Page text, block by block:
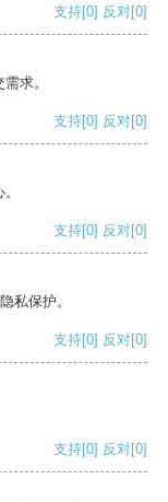
支持[0] 反对[0]
求。
支持[0] 反对[0]
支持[0] 反对[0]
私保护。
支持[0] 反对[0]
支持[0] 反对[0]